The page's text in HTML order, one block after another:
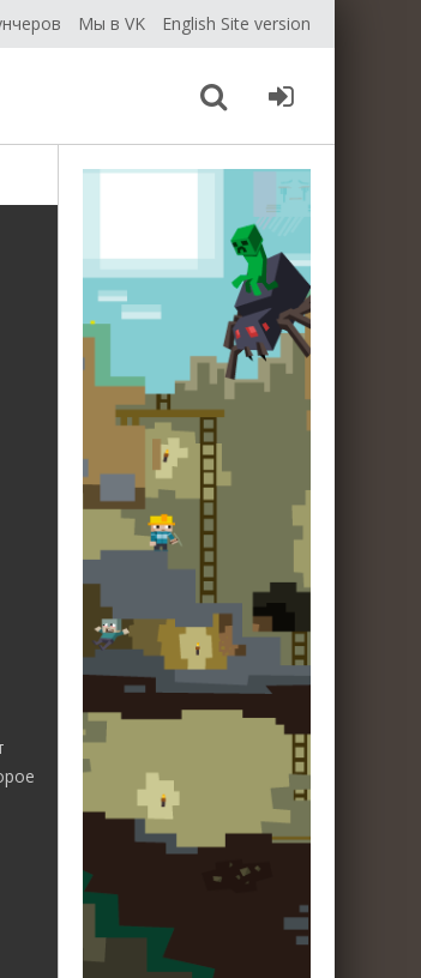
Мы в VK English Site version